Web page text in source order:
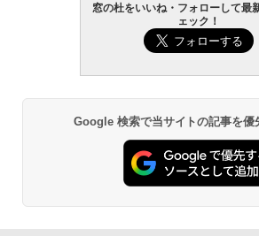
￥109,800
生成AIパスポート公
1冊ですべて身につ
bデザイン入門講座
Amazon Kindle - 目
ない、大きな画面で
し
￥16,980
Kindle Paperwhite
窓の杜をいいね・フォローして最
ェック！
Google 検索で当サイトの記事を優